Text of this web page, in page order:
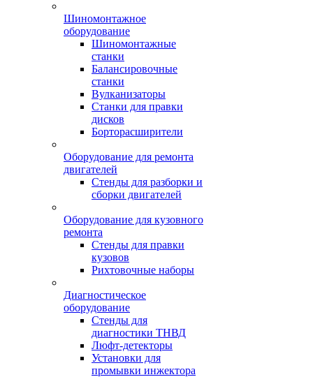
Шиномонтажное
оборудование
Шиномонтажные
станки
Балансировочные
станки
Вулканизаторы
Станки для правки
дисков
Борторасширители
Оборудование для ремонта
двигателей
Стенды для разборки и
сборки двигателей
Оборудование для кузовного
ремонта
Стенды для правки
кузовов
Рихтовочные наборы
Диагностическое
оборудование
Стенды для
диагностики ТНВД
Люфт-детекторы
Установки для
промывки инжектора